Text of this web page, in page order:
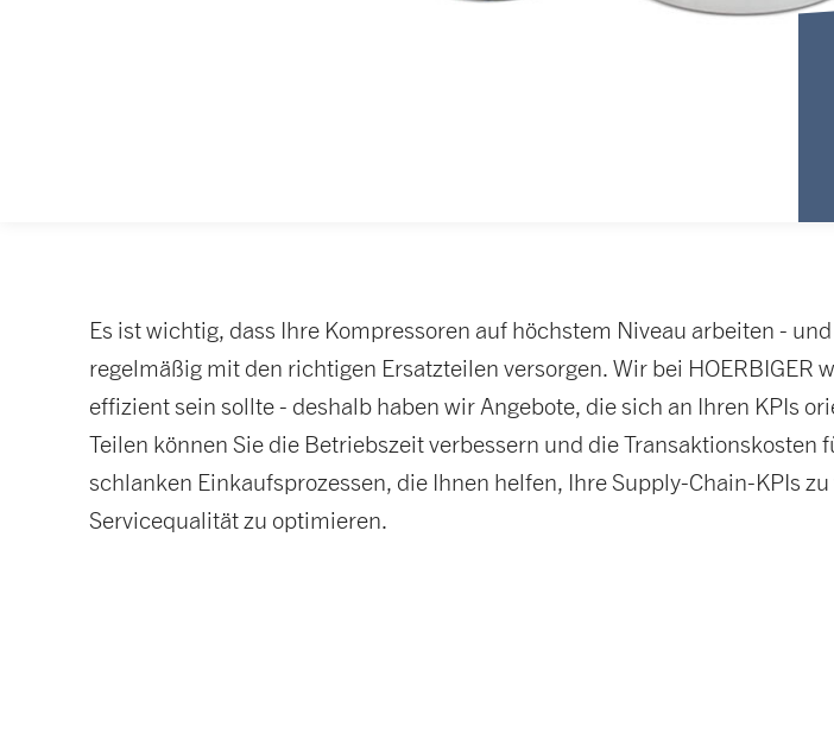
Es ist wichtig, dass Ihre Kompressoren auf höchstem Niveau arbeiten -
regelmäßig mit den richtigen Ersatzteilen versorgen. Wir bei HOERBIGER
effizient sein sollte - deshalb haben wir Angebote, die sich an Ihren KPIs
Teilen können Sie die Betriebszeit verbessern und die
schlanken Einkaufsprozessen, die Ihnen helfen, Ihre Supply-Chain-KPIs
Servicequalität zu optimieren.